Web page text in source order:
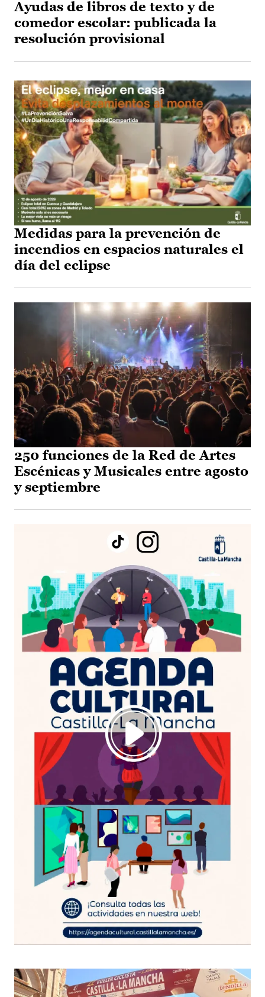
Ayudas de libros de texto y de
comedor escolar: publicada la
resolución provisional
Medidas para la prevención de
incendios en espacios naturales el
día del eclipse
250 funciones de la Red de Artes
Escénicas y Musicales entre agosto
y septiembre